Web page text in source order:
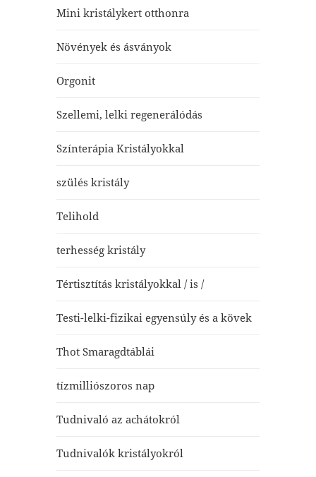
Mini kristálykert otthonra
Növények és ásványok
Orgonit
Szellemi, lelki regenerálódás
Színterápia Kristályokkal
szülés kristály
Telihold
terhesség kristály
Tértisztítás kristályokkal / is /
Testi-lelki-fizikai egyensúly és a kövek
Thot Smaragdtáblái
tízmilliószoros nap
Tudnivaló az achátokról
Tudnivalók kristályokról